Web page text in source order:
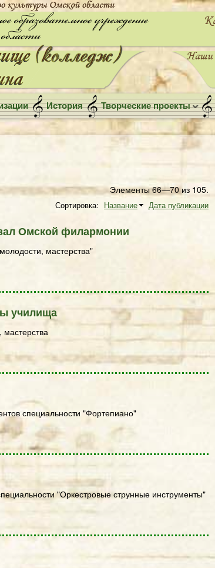
История Творческие проекты
Элементы 66—70 из 105.
Сортировка: Название Дата публикации
Омской филармонии
мастерства"
училища
специальности "Фортепиано"
"Оркестровые струнные инструменты"